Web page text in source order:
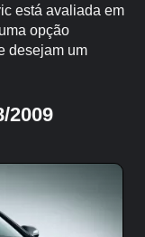
está avaliada em
opção
desejam um
2009